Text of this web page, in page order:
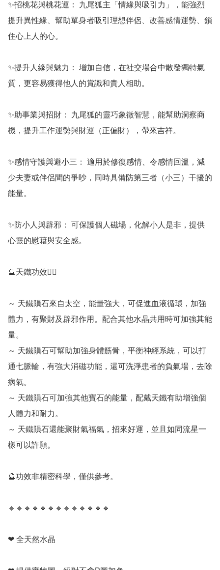
✨️招桃花與桃花運： 九尾狐主「情緣與吸引力」，能強烈
提升異性緣、幫助單身者吸引理想伴侶、改善感情運勢、鎖
住心上人的心。
✨️提升人緣與魅力： 增加自信，在社交場合中散發獨特氣
質，更容易獲得他人的賞識和貴人相助。
✨️助事業與招財： 九尾狐的靈巧象徵智慧，能幫助洞察商
機，提升工作運勢與財運（正偏財），帶來吉祥。
✨️感情守護與避小三： 適用於修復感情、令感情回溫，減
少夫妻或伴侶間的爭吵，同時具備防第三者（小三）干擾的
能量。
✨️防小人與辟邪： 可保護個人磁場，化解小人是非，提供
心靈的慰藉與安全感。
🔮天鐵功效💁‍♀️
～ 天鐵隕石來自太空，能量強大，可促進血液循環，加強
體力，有聚財及辟邪作用。配合其他水晶共用時可加強其能
量。
～ 天鐵隕石可幫助加強身體筋骨，平衡神經系統，可以打
通七脈輪，有強大消磁功能，還可洗淨患者的負氣場，去除
病氣。
～ 天鐵隕石可加強其他寶石的能量，配戴天鐵有助增強個
人體力和耐力。
～ 天鐵隕石還能聚財氣福氣，招來好運，並且如同流星一
樣可以許願。
🔮功效非精密科學，僅供參考。
🔹️🔹️🔹️🔹️🔹️🔹️🔹️🔹️🔹️🔹️🔹️🔹️🔹️
❤ 全天然水晶